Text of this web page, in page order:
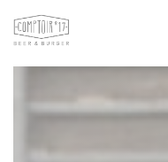
Cookie管理面板